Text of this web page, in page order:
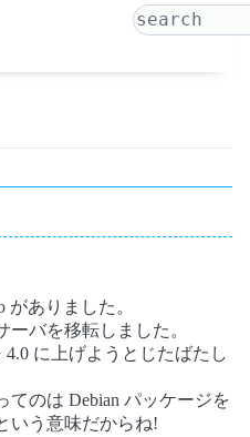
がありました。
ーバを移転しました。
4.0 に上げようとじたばたし
てのは Debian パッケージを
いう意味だからね!